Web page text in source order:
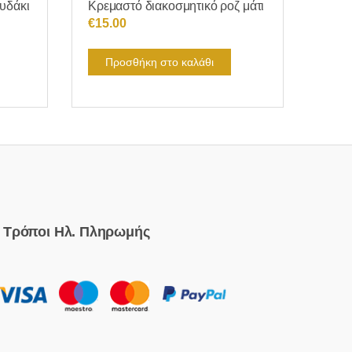
Κρεμαστό διακοσμητικό ροζ μάτι
€15.00
Προσθήκη στο καλάθι
Τρόποι Ηλ. Πληρωμής